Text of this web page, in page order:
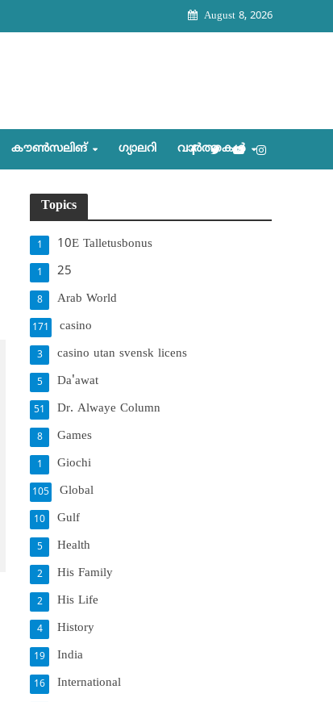
August 8, 2026
കൗണ്‍സലിങ്‌ ഗ്യാലറി വാര്‍ത്തകള്‍
Topics
10E Talletusbonus
1
25
1
Arab World
8
casino
171
casino utan svensk licens
3
Da'awat
5
Dr. Alwaye Column
51
Games
8
Giochi
1
Global
105
Gulf
10
Health
5
His Family
2
His Life
2
History
4
India
19
International
16